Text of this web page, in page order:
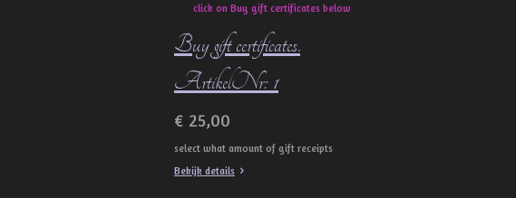
click on Buy gift certificates below
Buy gift certificates.
ArtikelNr: 1
€ 25,00
select what amount of gift receipts
Bekijk details